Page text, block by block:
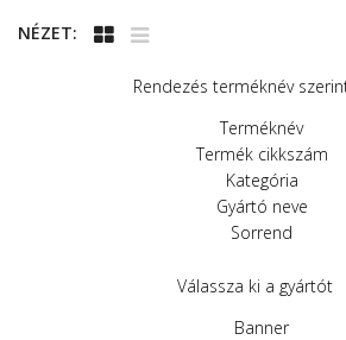
NÉZET:
Rendezés terméknév
Terméknév
Termék cikkszám
Kategória
Gyártó neve
Sorrend
Válassza ki a gyártót
Banner